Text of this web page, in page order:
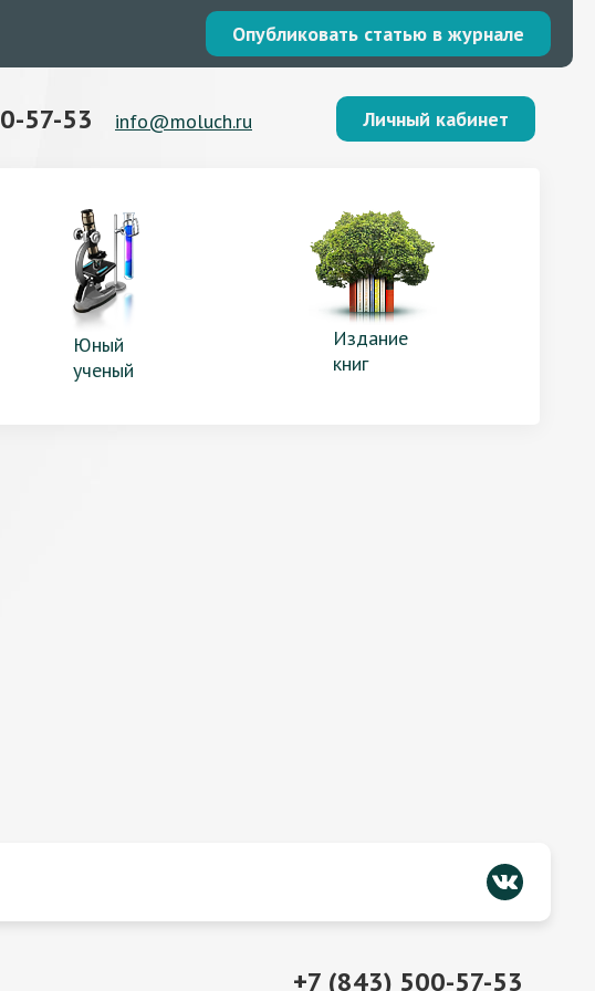
Опубликовать статью в журнале
57-53 info@moluch.ru Личный кабинет
Юный
ученый
Издание
книг
+7 (843) 500-57-53